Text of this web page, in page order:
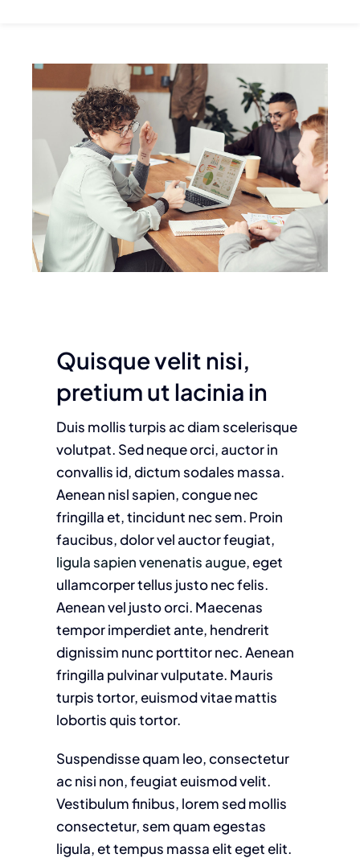
Quisque velit nisi,
pretium ut lacinia in
Duis mollis turpis ac diam scelerisque
volutpat. Sed neque orci, auctor in
convallis id, dictum sodales massa.
Aenean nisl sapien, congue nec
fringilla et, tincidunt nec sem. Proin
faucibus, dolor vel auctor feugiat,
ligula sapien venenatis augue, eget
ullamcorper tellus justo nec felis.
Aenean vel justo orci. Maecenas
tempor imperdiet ante, hendrerit
dignissim nunc porttitor nec. Aenean
fringilla pulvinar vulputate. Mauris
turpis tortor, euismod vitae mattis
lobortis quis tortor.
Suspendisse quam leo, consectetur
ac nisi non, feugiat euismod velit.
Vestibulum finibus, lorem sed mollis
consectetur, sem quam egestas
ligula, et tempus massa elit eget elit.